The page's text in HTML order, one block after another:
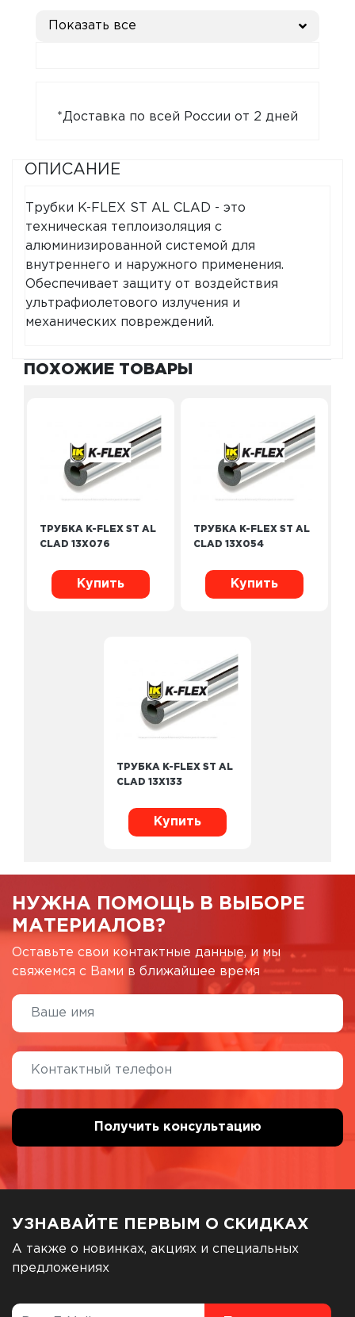
Показать все
*Доставка по всей России от 2 дней
ОПИСАНИЕ
Трубки K-FLEX ST AL CLAD - это
техническая теплоизоляция с
алюминизированной системой для
внутреннего и наружного применения.
Обеспечивает защиту от воздействия
ультрафиолетового излучения и
механических повреждений.
ПОХОЖИЕ ТОВАРЫ
ТРУБКА K-FLEX ST AL
CLAD 13Х076
Купить
ТРУБКА K-FLEX ST AL
CLAD 13Х054
Купить
ТРУБКА K-FLEX ST AL
CLAD 13Х133
Купить
НУЖНА ПОМОЩЬ В ВЫБОРЕ
МАТЕРИАЛОВ?
Оставьте свои контактные данные, и мы
свяжемся с Вами в ближайшее время
УЗНАВАЙТЕ ПЕРВЫМ О СКИДКАХ
А также о новинках, акциях и специальных
предложениях